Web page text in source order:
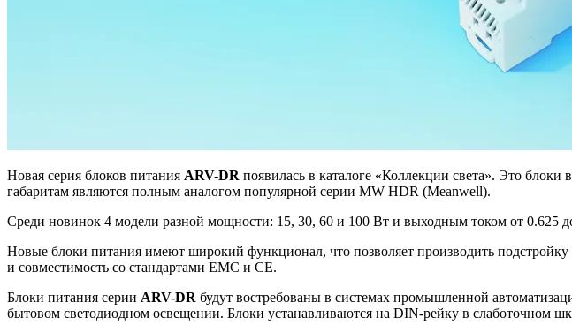
Новая серия блоков питания ARV-DR появилась в каталоге «Коллекции света». Это
габаритам являются полным аналогом популярной серии MW HDR (Meanwell).
Среди новинок 4 модели разной мощности: 15, 30, 60 и 100 Вт и выходным током от 0.625
Новые блоки питания имеют широкий функционал, что позволяет производить
и совместимость со стандартами EMC и CE.
Блоки питания серии ARV-DR будут востребованы в системах промышленной
бытовом светодиодном освещении. Блоки устанавливаются на DIN-рейку в слаботочном